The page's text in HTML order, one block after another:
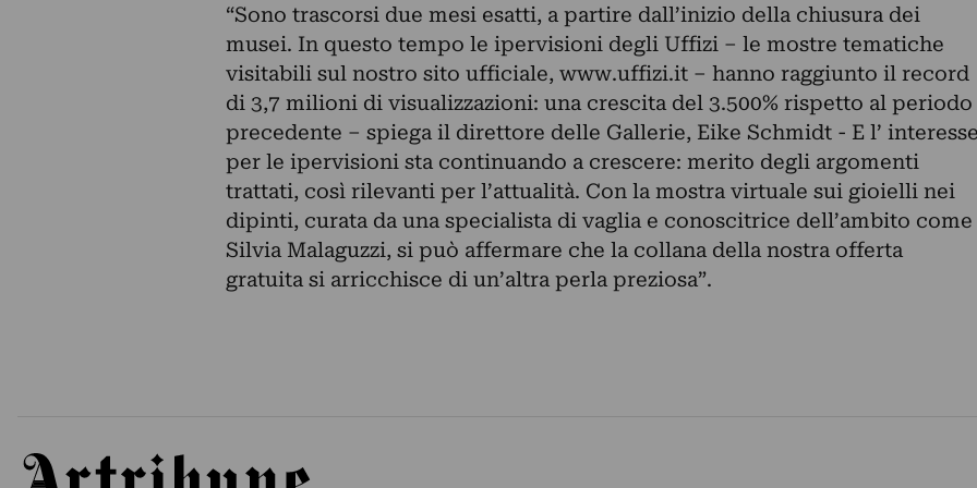
“Sono trascorsi due mesi esatti, a partire dall’inizio della chiusura dei
musei. In questo tempo le ipervisioni degli Uffizi – le mostre tematiche
visitabili sul nostro sito ufficiale, www.uffizi.it – hanno raggiunto il record
di 3,7 milioni di visualizzazioni: una crescita del 3.500% rispetto al periodo
precedente – spiega il direttore delle Gallerie, Eike Schmidt - E l’
per le ipervisioni sta continuando a crescere: merito degli argomenti
trattati, così rilevanti per l’attualità. Con la mostra virtuale sui gioielli nei
dipinti, curata da una specialista di vaglia e conoscitrice dell’ambito come
Silvia Malaguzzi, si può affermare che la collana della nostra offerta
gratuita si arricchisce di un’altra perla preziosa”.
Artribune